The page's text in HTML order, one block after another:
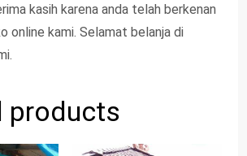
kasih karena anda telah berkenan
online kami. Selamat belanja di
products